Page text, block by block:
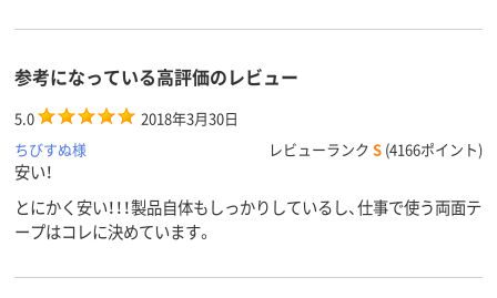
参考になっている高評価のレビュー
5.0
2018年3月30日
ちびすぬ様
レビューランク S (4166ポイント)
安い！
とにかく安い！！！製品自体もしっかりしているし、仕事で使う両面テ
ープはコレに決めています。